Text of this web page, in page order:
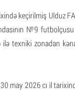
keçirilmiş Ulduz
№9
texniki zonadan
may 2026 cı il